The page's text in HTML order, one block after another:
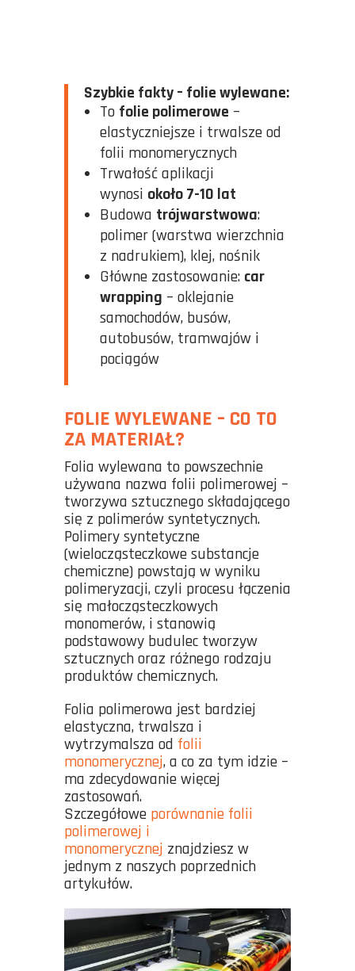
Szybkie fakty – folie wylewane:
To folie polimerowe –
elastyczniejsze i trwalsze od
folii monomerycznych
Trwałość aplikacji
wynosi około 7-10 lat
Budowa trójwarstwowa:
polimer (warstwa wierzchnia
z nadrukiem), klej, nośnik
Główne zastosowanie: car
wrapping – oklejanie
samochodów, busów,
autobusów, tramwajów i
pociągów
FOLIE WYLEWANE – CO TO
ZA MATERIAŁ?
Folia wylewana to powszechnie
używana nazwa folii polimerowej –
tworzywa sztucznego składającego
się z polimerów syntetycznych.
Polimery syntetyczne
(wielocząsteczkowe substancje
chemiczne) powstają w wyniku
polimeryzacji, czyli procesu łączenia
się małocząsteczkowych
monomerów, i stanowią
podstawowy budulec tworzyw
sztucznych oraz różnego rodzaju
produktów chemicznych.
Folia polimerowa jest bardziej
elastyczna, trwalsza i
wytrzymalsza od folii
monomerycznej, a co za tym idzie –
ma zdecydowanie więcej
zastosowań.
Szczegółowe porównanie folii
polimerowej i
monomerycznej znajdziesz w
jednym z naszych poprzednich
artykułów.